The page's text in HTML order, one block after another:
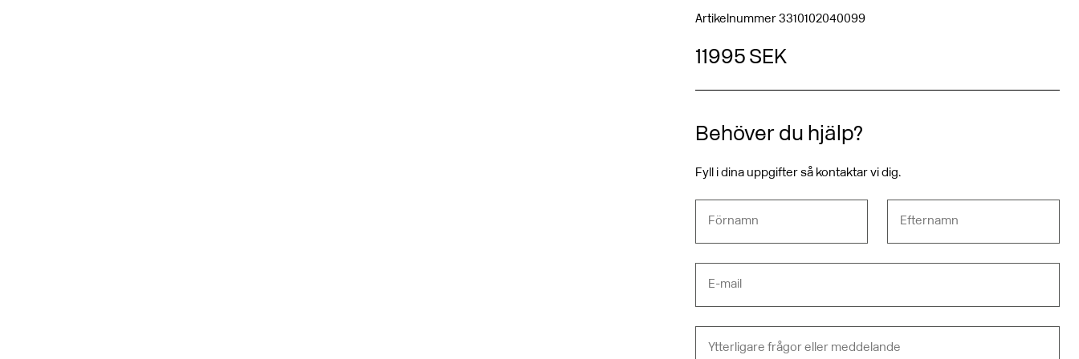
Artikelnummer 3310102040099
11 995 SEK
Behöver du hjälp?
Fyll i dina uppgifter så kontaktar vi dig.